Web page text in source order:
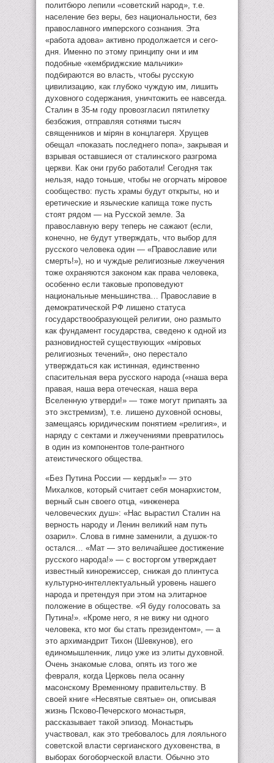
политбюро лепили «советский народ», т.е.
население без веры, без национальности, без
православного имперского сознания. Эта
«работа адова» активно продолжается и сего-
дня. Именно по этому принципу они и им
подобные «кембриджские мальчики»
подбираются во власть, чтобы русскую
цивилизацию, как глубоко чуждую им, лишить
духовного содержания, уничтожить ее навсегда.
Сталин в 35-м году провозгласил пятилетку
безбожия, отправляя сотнями тысяч
священников и мiрян в концлагеря. Хрущев
обещал «показать последнего попа», закрывая и
взрывая оставшиеся от сталинского разгрома
церкви. Как они грубо работали! Сегодня так
нельзя, надо тоньше, чтобы не огорчать мiровое
сообщество: пусть храмы будут открыты, но и
еретические и языческие капища тоже пусть
стоят рядом — на Русской земле. За
православную веру теперь не сажают (если,
конечно, не будут утверждать, что выбор для
русского человека один — «Православие или
смерть!»), но и чуждые религиозные лжеучения
тоже охраняются законом как права человека,
особенно если таковые проповедуют
национальные меньшинства… Православие в
демократической РФ лишено статуса
государствообразующей религии, оно размыто
как фундамент государства, сведено к одной из
разновидностей существующих «мiровых
религиозных течений», оно перестало
утверждаться как истинная, единственно
спасительная вера русского народа («наша вера
правая, наша вера отеческая, наша вера
Вселенную утверди!» — тоже могут припаять за
это экстремизм), т.е. лишено духовной основы,
замещаясь юридическим понятием «религия», и
наряду с сектами и лжеучениями превратилось
в один из компонентов толе-рантного
атеистического общества.
«Без Путина России — кердык!» — это
Михалков, который считает себя монархистом,
верный сын своего отца, «инженера
человеческих душ»: «Нас вырастил Сталин на
верность народу и Ленин великий нам путь
озарил». Слова в гимне заменили, а душок-то
остался… «Мат — это величайшее достижение
русского народа!» — с восторгом утверждает
известный кинорежиссер, снижая до плинтуса
культурно-интеллектуальный уровень нашего
народа и претендуя при этом на элитарное
положение в обществе. «Я буду голосовать за
Путина!». «Кроме него, я не вижу ни одного
человека, кто мог бы стать президентом», — а
это архимандрит Тихон (Шевкунов), его
единомышленник, лицо уже из элиты духовной.
Очень знакомые слова, опять из того же
февраля, когда Церковь пела осанну
масонскому Временному правительству. В
своей книге «Несвятые святые» он, описывая
жизнь Псково-Печерского монастыря,
рассказывает такой эпизод. Монастырь
участвовал, как это требовалось для лояльного
советской власти сергианского духовенства, в
выборах богоборческой власти. Обычно это